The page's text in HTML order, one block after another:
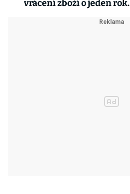
vrácení zboží o jeden rok.